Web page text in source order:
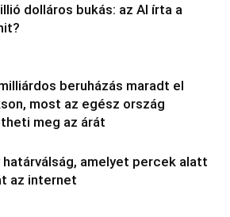
dolláros bukás: az AI írta a
beruházás maradt el
most az egész ország
meg az árát
határválság, amelyet percek alatt
az internet